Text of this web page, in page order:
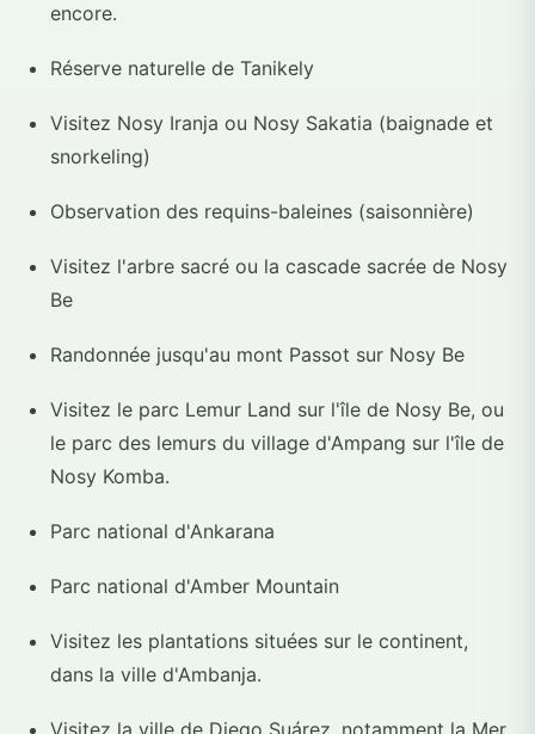
encore.
Réserve naturelle de Tanikely
Visitez Nosy Iranja ou Nosy Sakatia (baignade et
snorkeling)
Observation des requins-baleines (saisonnière)
Visitez l'arbre sacré ou la cascade sacrée de Nosy
Be
Randonnée jusqu'au mont Passot sur Nosy Be
Visitez le parc Lemur Land sur l'île de Nosy Be, ou
le parc des lemurs du village d'Ampang sur l'île de
Nosy Komba.
Parc national d'Ankarana
Parc national d'Amber Mountain
Visitez les plantations situées sur le continent,
dans la ville d'Ambanja.